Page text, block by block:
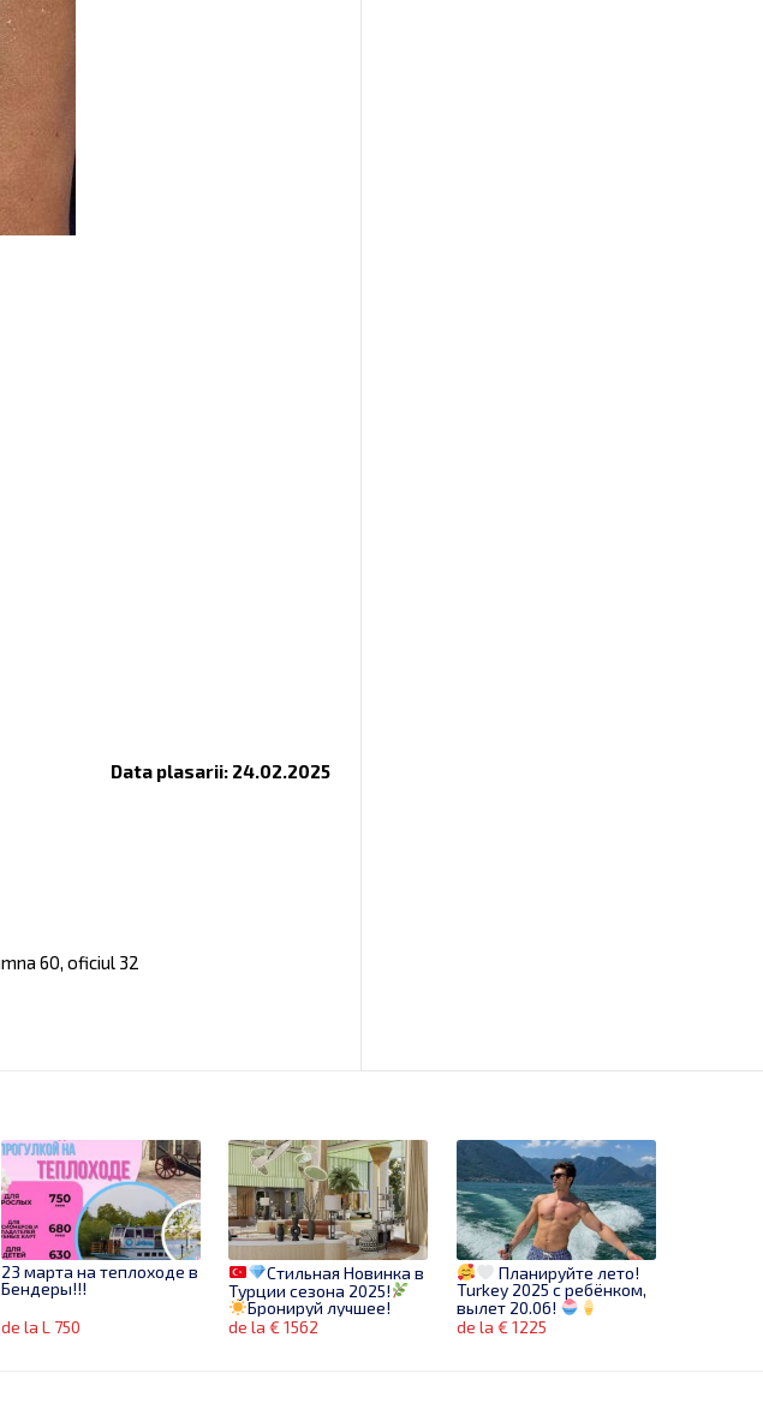
Data plasarii: 24.02.2025
60, oficiul 32
23 марта на теплоходе в
Бендеры!!!
de la L 750
Стильная Новинка в
Турции сезона 2025!
Бронируй лучшее!
de la € 1562
Планируйте лето!
Turkey 2025 с ребёнком,
вылет 20.06!
de la € 1225